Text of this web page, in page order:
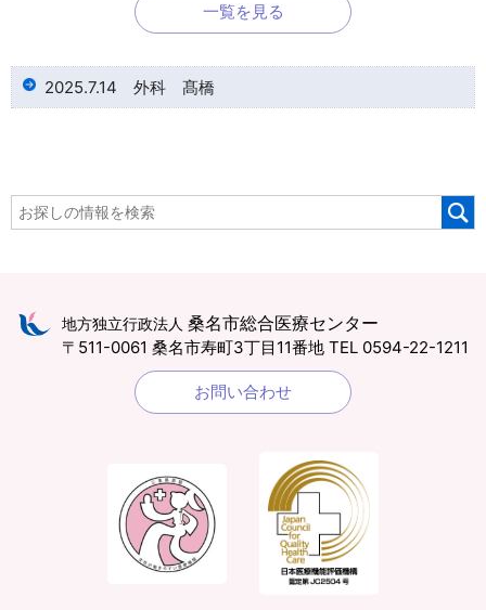
一覧を見る
2025.7.14 外科 髙橋
地方独立行政法人 桑名市総合医療センター
〒511-0061 桑名市寿町3丁目11番地 TEL 0594-22-1211
お問い合わせ